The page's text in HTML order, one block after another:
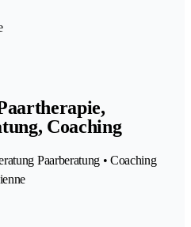
Coaching
Paarberatung • Coaching